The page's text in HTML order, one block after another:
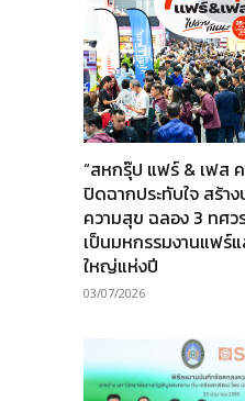
“สหกรุ๊ป แฟร์ & เฟส
ปิดฉากประทับใจ สร้า
ความสุข ฉลอง 3 ทศว
เป็นมหกรรมงานแฟร์
ใหญ่แห่งปี
03/07/2026